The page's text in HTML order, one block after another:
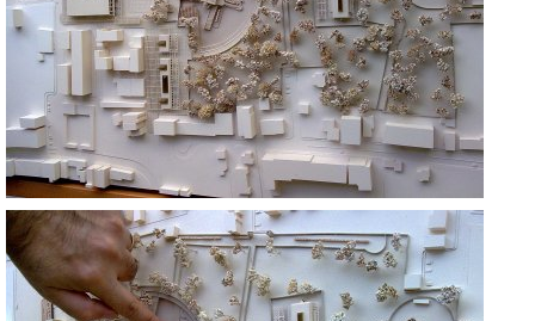
AZİZ NICHOLAOS DEMRE
ANTALYA